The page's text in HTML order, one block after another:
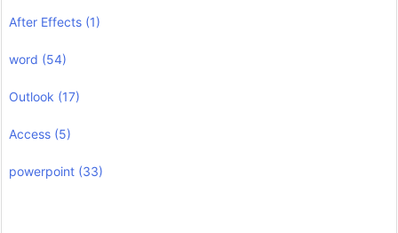
After Effects (1)
word (54)
Outlook (17)
Access (5)
powerpoint (33)